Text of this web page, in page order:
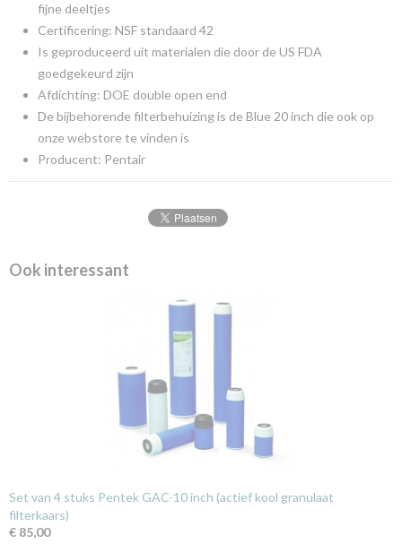
fijne deeltjes
Certificering: NSF standaard 42
Is geproduceerd uit materialen die door de US FDA
goedgekeurd zijn
Afdichting: DOE double open end
De bijbehorende filterbehuizing is de Blue 20 inch die ook op
onze webstore te vinden is
Producent: Pentair
Ook interessant
Set van 4 stuks Pentek GAC-10 inch (actief kool granulaat
filterkaars)
€ 85,00